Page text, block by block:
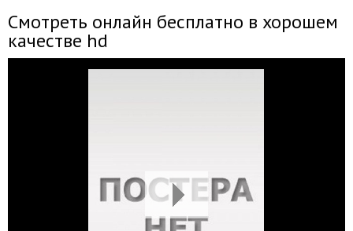
Смотреть онлайн бесплатно в хорошем
качестве hd